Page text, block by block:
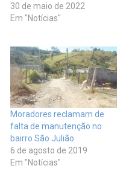
30 de maio de 2022
Em "Notícias"
Moradores reclamam de
falta de manutenção no
bairro São Julião
6 de agosto de 2019
Em "Notícias"